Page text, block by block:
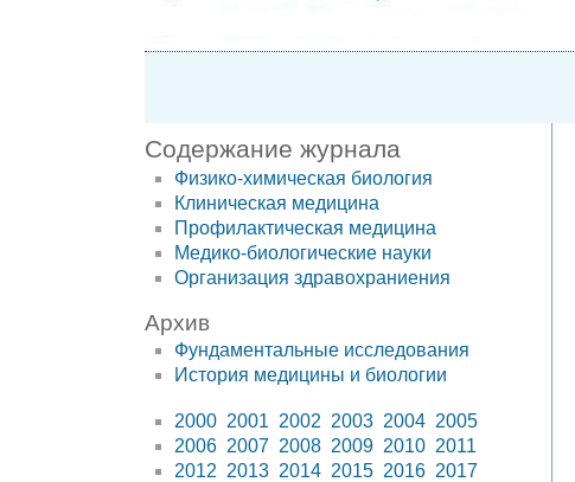
Содержание журнала
Физико-химическая биология
Клиническая медицина
Профилактическая медицина
Медико-биологические науки
Организация здравохраниения
Архив
Фундаментальные исследования
История медицины и биологии
2000 2001 2002 2003 2004 2005
2006 2007 2008 2009 2010 2011
2012 2013 2014 2015 2016 2017